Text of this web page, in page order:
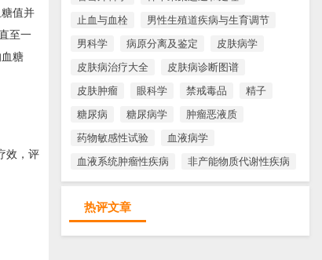
止血与血栓
男性生殖道疾病与生育调节
男科学
病原分离及鉴定
皮肤病学
皮肤病治疗大全
皮肤病诊断图谱
皮肤肿瘤
眼科学 禁戒毒品
精子
糖尿病
糖尿病学
肿瘤恶液质
药物敏感性试验
血液病学
血液系统肿瘤性疾病
非产能物质代谢性疾病
热评文章
值并
至一
糖
效，评